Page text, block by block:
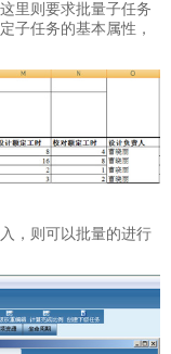
里则要求批量子任务
子任务的基本属性，
，则可以批量的进行